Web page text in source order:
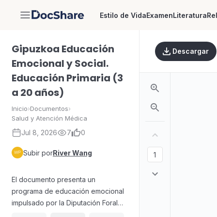
DocShare Estilo de VidaExamenLiteratura
Gipuzkoa Educación
Emocional y Social.
Educación Primaria (3
a 20 años)
Inicio›Documentos›
Salud y Atención Médica
Jul 8, 2026 7 0
Subir porRiver Wang
El documento presenta un
programa de educación emocional
impulsado por la Diputación Foral
Descargar